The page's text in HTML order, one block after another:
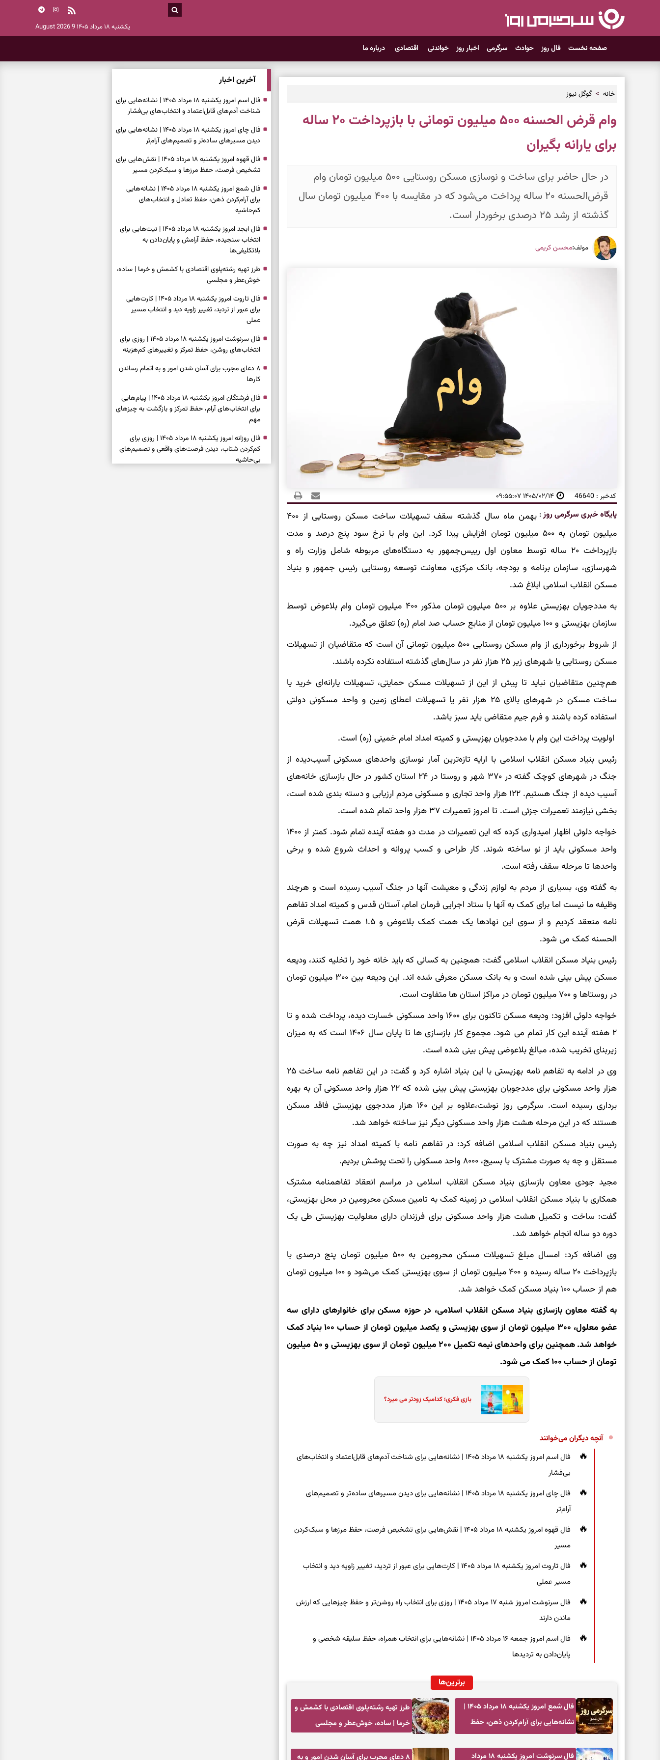
یکشنبه ۱۸ مرداد ۱۴۰۵ 9 August 2026
صفحه نخست فال روز حوادث سرگرمی اخبار روز خواندنی اقتصادی درباره ما
خانه گوگل نیوز
وام قرض الحسنه ۵۰۰ میلیون تومانی با بازپرداخت ۲۰ ساله
برای یارانه بگیران
در حال حاضر برای ساخت و نوسازی مسکن روستایی ۵۰۰ میلیون تومان وام
قرض‌الحسنه ۲۰ ساله پرداخت می‌شود که در مقایسه با ۴۰۰ میلیون تومان سال
گذشته از رشد ۲۵ درصدی برخوردار است.
مولف:محسن کریمی
کدخبر : 46640 ۱۴۰۵/۰۲/۱۴ ۰۹:۵۵:۰۷
پایگاه خبری سرگرمی روز:
بهمن ماه سال گذشته سقف تسهیلات ساخت مسکن روستایی از ۴۰۰
میلیون تومان به ۵۰۰ میلیون تومان افزایش پیدا کرد. این وام با نرخ سود پنج درصد و مدت
بازپرداخت ۲۰ ساله توسط معاون اول رییس‌جمهور به دستگاه‌های مربوطه شامل وزارت راه و
شهرسازی، سازمان برنامه و بودجه، بانک مرکزی، معاونت توسعه روستایی رئیس جمهور و بنیاد
مسکن انقلاب اسلامی ابلاغ شد.
به مددجویان بهزیستی علاوه بر ۵۰۰ میلیون تومان مذکور ۴۰۰ میلیون تومان وام بلاعوض توسط
سازمان بهزیستی و ۱۰۰ میلیون تومان از منابع حساب صد امام (ره) تعلق می‌گیرد.
از شروط برخورداری از وام مسکن روستایی ۵۰۰ میلیون تومانی آن است که متقاضیان از تسهیلات
مسکن روستایی یا شهرهای زیر ۲۵ هزار نفر در سال‌های گذشته استفاده نکرده باشند.
هم‌چنین متقاضیان نباید تا پیش از این از تسهیلات مسکن حمایتی، تسهیلات یارانه‌ای خرید یا
ساخت مسکن در شهرهای بالای ۲۵ هزار نفر یا تسهیلات اعطای زمین و واحد مسکونی دولتی
استفاده کرده باشند و فرم جیم متقاضی باید سبز باشد.
اولویت پرداخت این وام با مددجویان بهزیستی و کمیته امداد امام خمینی (ره) است.
رئیس بنیاد مسکن انقلاب اسلامی با ارایه تازه‌ترین آمار نوسازی واحدهای مسکونی آسیب‌دیده از
جنگ در شهرهای کوچک گفته در ۳۷۰ شهر و روستا در ۲۴ استان کشور در حال بازسازی خانه‌های
آسیب دیده از جنگ هستیم. ۱۲۲ هزار واحد تجاری و مسکونی مردم ارزیابی و دسته بندی شده است،
بخشی نیازمند تعمیرات جزئی است. تا امروز تعمیرات ۳۷ هزار واحد تمام شده است.
خواجه دلوئی اظهار امیدواری کرده که این تعمیرات در مدت دو هفته آینده تمام شود. کمتر از ۱۴۰۰
واحد مسکونی باید از نو ساخته شوند. کار طراحی و کسب پروانه و احداث شروع شده و برخی
واحدها تا مرحله سقف رفته است.
به گفته وی، بسیاری از مردم به لوازم زندگی و معیشت آنها در جنگ آسیب رسیده است و هرچند
وظیفه ما نیست اما برای کمک به آنها با ستاد اجرایی فرمان امام، آستان قدس و کمیته امداد تفاهم
نامه منعقد کردیم و از سوی این نهادها یک همت کمک بلاعوض و ۱.۵ همت تسهیلات قرض
الحسنه کمک می شود.
رئیس بنیاد مسکن انقلاب اسلامی گفت: همچنین به کسانی که باید خانه خود را تخلیه کنند، ودیعه
مسکن پیش بینی شده است و به بانک مسکن معرفی شده اند. این ودیعه بین ۳۰۰ میلیون تومان
در روستاها و ۷۰۰ میلیون تومان در مراکز استان ها متفاوت است.
خواجه دلوئی افزود: ودیعه مسکن تاکنون برای ۱۶۰۰ واحد مسکونی خسارت دیده، پرداخت شده و تا
۲ هفته آینده این کار تمام می شود. مجموع کار بازسازی ها تا پایان سال ۱۴۰۶ است که به میزان
زیربنای تخریب شده، مبالغ بلاعوضی پیش بینی شده است.
وی در ادامه به تفاهم نامه بهزیستی با این بنیاد اشاره کرد و گفت: در این تفاهم نامه ساخت ۲۵
هزار واحد مسکونی برای مددجویان بهزیستی پیش بینی شده که ۲۲ هزار واحد مسکونی آن به بهره
برداری رسیده است. سرگرمی روز نوشت،علاوه بر این ۱۶۰ هزار مددجوی بهزیستی فاقد مسکن
هستند که در این مرحله هشت هزار واحد مسکونی دیگر نیز ساخته خواهد شد.
رئیس بنیاد مسکن انقلاب اسلامی اضافه کرد: در تفاهم نامه با کمیته امداد نیز چه به صورت
مستقل و چه به صورت مشترک با بسیج، ۸۰۰۰ واحد مسکونی را تحت پوشش بردیم.
مجید جودی معاون بازسازی بنیاد مسکن انقلاب اسلامی در مراسم انعقاد تفاهمنامه مشترک
همکاری با بنیاد مسکن انقلاب اسلامی در زمینه کمک به تامین مسکن محرومین در محل بهزیستی،
گفت: ساخت و تکمیل هشت هزار واحد مسکونی برای فرزندان دارای معلولیت بهزیستی طی یک
دوره دو ساله انجام خواهد شد.
وی اضافه کرد: امسال مبلغ تسهیلات مسکن محرومین به ۵۰۰ میلیون تومان پنج درصدی با
بازپرداخت ۲۰ ساله رسیده و ۴۰۰ میلیون تومان از سوی بهزیستی کمک می‌شود و ۱۰۰ میلیون تومان
هم از حساب ۱۰۰ بنیاد مسکن کمک خواهد شد.
به گفته معاون بازسازی بنیاد مسکن انقلاب اسلامی، در حوزه مسکن برای خانوارهای دارای سه
عضو معلول، ۳۰۰ میلیون تومان از سوی بهزیستی و یکصد میلیون تومان از حساب ۱۰۰ بنیاد کمک
خواهد شد. همچنین برای واحدهای نیمه تکمیل ۲۰۰ میلیون تومان از سوی بهزیستی و ۵۰ میلیون
تومان از حساب ۱۰۰ کمک می شود.
بازی فکری؛ کدامیک زودتر می میرد؟
آنچه دیگران می‌خوانند
فال اسم امروز یکشنبه ۱۸ مرداد ۱۴۰۵ | نشانه‌هایی برای شناخت آدم‌های قابل‌اعتماد و انتخاب‌های
بی‌فشار
فال چای امروز یکشنبه ۱۸ مرداد ۱۴۰۵ | نشانه‌هایی برای دیدن مسیرهای ساده‌تر و تصمیم‌های
آرام‌تر
فال قهوه امروز یکشنبه ۱۸ مرداد ۱۴۰۵ | نقش‌هایی برای تشخیص فرصت، حفظ مرزها و سبک‌کردن
مسیر
فال تاروت امروز یکشنبه ۱۸ مرداد ۱۴۰۵ | کارت‌هایی برای عبور از تردید، تغییر زاویه دید و انتخاب
مسیر عملی
فال سرنوشت امروز شنبه ۱۷ مرداد ۱۴۰۵ | روزی برای انتخاب راه روشن‌تر و حفظ چیزهایی که ارزش
ماندن دارند
فال اسم امروز جمعه ۱۶ مرداد ۱۴۰۵ | نشانه‌هایی برای انتخاب همراه، حفظ سلیقه شخصی و
پایان‌دادن به تردیدها
برترین‌ها
فال شمع امروز یکشنبه ۱۸ مرداد ۱۴۰۵ |
نشانه‌هایی برای آرام‌کردن ذهن، حفظ
طرز تهیه رشته‌پلوی اقتصادی با کشمش و
خرما | ساده، خوش‌عطر و مجلسی
فال سرنوشت امروز یکشنبه ۱۸ مرداد ۸ دعای مجرب برای آسان شدن امور و به
آخرین اخبار
فال اسم امروز یکشنبه ۱۸ مرداد ۱۴۰۵ | نشانه‌هایی برای
شناخت آدم‌های قابل‌اعتماد و انتخاب‌های بی‌فشار
فال چای امروز یکشنبه ۱۸ مرداد ۱۴۰۵ | نشانه‌هایی برای
دیدن مسیرهای ساده‌تر و تصمیم‌های آرام‌تر
فال قهوه امروز یکشنبه ۱۸ مرداد ۱۴۰۵ | نقش‌هایی برای
تشخیص فرصت، حفظ مرزها و سبک‌کردن مسیر
فال شمع امروز یکشنبه ۱۸ مرداد ۱۴۰۵ | نشانه‌هایی
برای آرام‌کردن ذهن، حفظ تعادل و انتخاب‌های
کم‌حاشیه
فال ابجد امروز یکشنبه ۱۸ مرداد ۱۴۰۵ | نیت‌هایی برای
انتخاب سنجیده، حفظ آرامش و پایان‌دادن به
بلاتکلیفی‌ها
طرز تهیه رشته‌پلوی اقتصادی با کشمش و خرما | ساده،
خوش‌عطر و مجلسی
فال تاروت امروز یکشنبه ۱۸ مرداد ۱۴۰۵ | کارت‌هایی
برای عبور از تردید، تغییر زاویه دید و انتخاب مسیر
عملی
فال سرنوشت امروز یکشنبه ۱۸ مرداد ۱۴۰۵ | روزی برای
انتخاب‌های روشن، حفظ تمرکز و تغییرهای کم‌هزینه
۸ دعای مجرب برای آسان شدن امور و به اتمام رساندن
کار‌ها
فال فرشتگان امروز یکشنبه ۱۸ مرداد ۱۴۰۵ | پیام‌هایی
برای انتخاب‌های آرام، حفظ تمرکز و بازگشت به چیزهای
مهم
فال روزانه امروز یکشنبه ۱۸ مرداد ۱۴۰۵ | روزی برای
کم‌کردن شتاب، دیدن فرصت‌های واقعی و تصمیم‌های
بی‌حاشیه